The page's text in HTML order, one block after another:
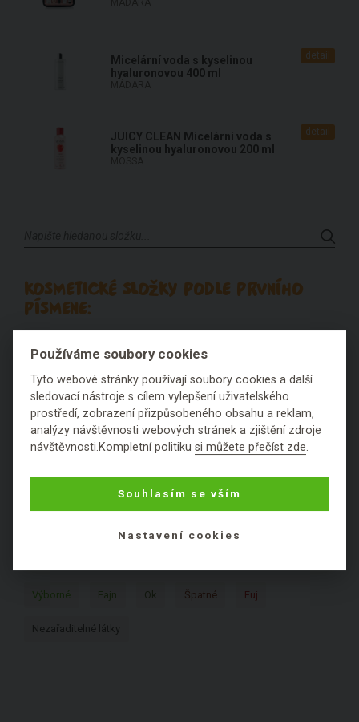
Micelární voda s kyselinou
hyaluronovou 400 ml
detail
JUICY CLEAN Micelární voda s
kyselinou hyaluronovou 200 ml
detail
KOSMETICKÉ SLOŽKY PODLE PRVNÍHO
PÍSMENE:
C D E F G H I J
L M N O P Q R S T
KOSMETICKÉ SLOŽKY PODLE
Výborné Fajn Ok Špatné Fuj
Nezařaditelné látky
Používáme soubory cookies
Tyto webové stránky používají soubory cookies a další
sledovací nástroje s cílem vylepšení uživatelského
prostředí, zobrazení přizpůsobeného obsahu a reklam,
analýzy návštěvnosti webových stránek a zjištění zdroje
návštěvnosti.Kompletní politikusi můžete přečíst zde.
Souhlasím se vším
Nastavení cookies